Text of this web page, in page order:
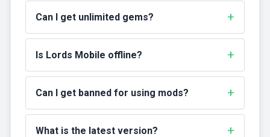
Can I get unlimited gems?
Is Lords Mobile offline?
Can I get banned for using mods?
What is the latest version?